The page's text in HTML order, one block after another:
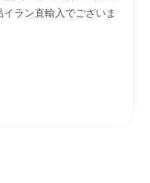
ラン直輸入でございま